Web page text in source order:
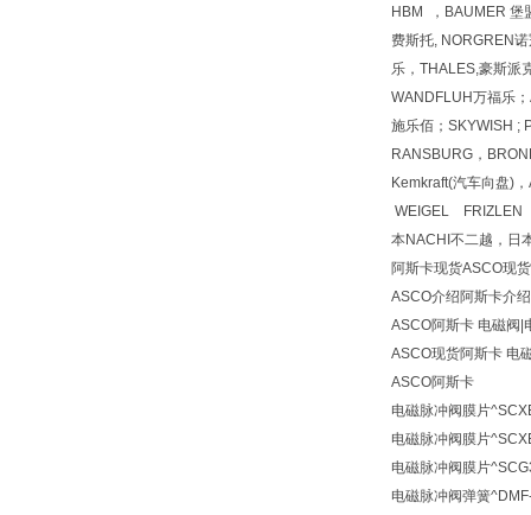
HBM ，BAUMER 堡
费斯托, NORGREN
乐，THALES,豪斯派
WANDFLUH万福乐
施乐佰；SKYWISH ;
RANSBURG，
Kemkraft(汽车向盘)
WEIGEL FRIZLEN
本NACHI不二越，日
阿斯卡现货ASCO现
ASCO介绍阿斯卡介
ASCO阿斯卡 电磁阀|
ASCO现货阿斯卡 电
ASCO阿斯卡
电磁脉冲阀膜片
电磁脉冲阀膜片
电磁脉冲阀膜片
电磁脉冲阀弹簧